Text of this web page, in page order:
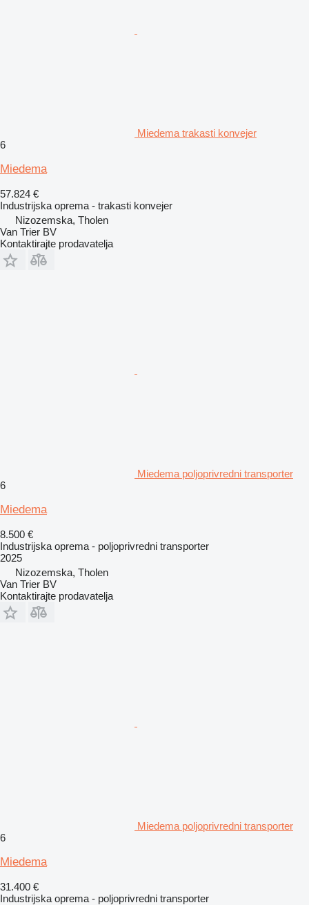
Miedema trakasti konvejer
6
Miedema
57.824 €
Industrijska oprema - trakasti konvejer
Nizozemska, Tholen
Van Trier BV
Kontaktirajte prodavatelja
Miedema poljoprivredni transporter
6
Miedema
8.500 €
Industrijska oprema - poljoprivredni transporter
2025
Nizozemska, Tholen
Van Trier BV
Kontaktirajte prodavatelja
Miedema poljoprivredni transporter
6
Miedema
31.400 €
Industrijska oprema - poljoprivredni transporter